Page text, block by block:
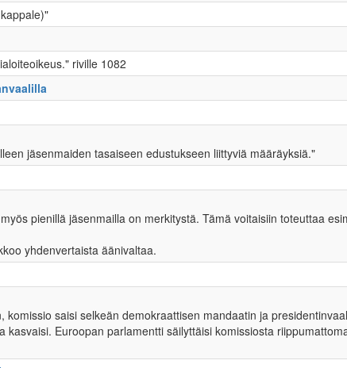
riville 1082
jäsenmaiden tasaiseen edustukseen liittyviä määräyksiä."
pienillä jäsenmailla on merkitystä. Tämä voitaisiin toteuttaa
yhdenvertaista äänivaltaa.
saisi selkeän demokraattisen mandaatin ja
kasvaisi. Euroopan parlamentti säilyttäisi komissiosta